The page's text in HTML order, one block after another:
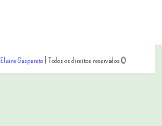
Elaine Gaspareto| Todos os direitos reservados ©